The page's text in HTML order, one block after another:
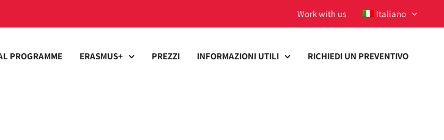
Work with us Italiano
PROGRAMME ERASMUS+ PREZZI INFORMAZIONI UTILI RICHIEDI UN PREVENTIVO